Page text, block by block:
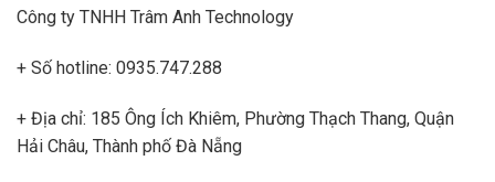
Công ty TNHH Trâm Anh Technology
+ Số hotline: 0935.747.288
+ Địa chỉ: 185 Ông Ích Khiêm, Phường Thạch Thang, Quận
Hải Châu, Thành phố Đà Nẵng